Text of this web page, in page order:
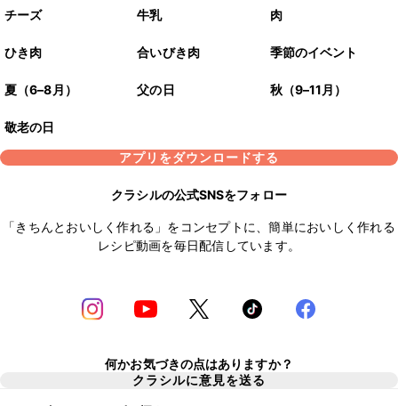
チーズ 牛乳 肉
ひき肉 合いびき肉 季節のイベント
夏（6–8月） 父の日 秋（9–11月）
敬老の日
アプリをダウンロードする
クラシルの公式SNSをフォロー
「きちんとおいしく作れる」をコンセプトに、簡単においしく作れる
レシピ動画を毎日配信しています。
何かお気づきの点はありますか？
クラシルに意見を送る